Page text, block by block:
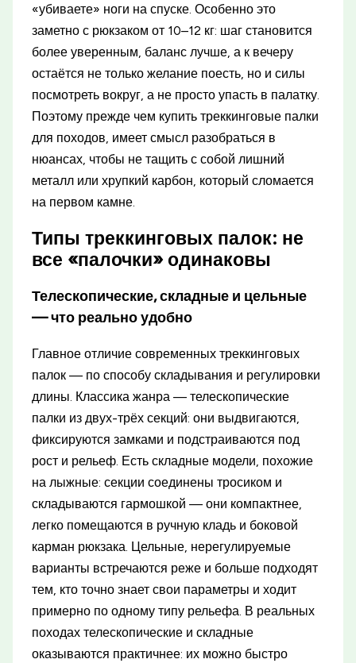
«убиваете» ноги на спуске. Особенно это
заметно с рюкзаком от 10–12 кг: шаг становится
более уверенным, баланс лучше, а к вечеру
остаётся не только желание поесть, но и силы
посмотреть вокруг, а не просто упасть в палатку.
Поэтому прежде чем купить треккинговые палки
для походов, имеет смысл разобраться в
нюансах, чтобы не тащить с собой лишний
металл или хрупкий карбон, который сломается
на первом камне.
Типы треккинговых палок: не
все «палочки» одинаковы
Телескопические, складные и цельные
— что реально удобно
Главное отличие современных треккинговых
палок — по способу складывания и регулировки
длины. Классика жанра — телескопические
палки из двух-трёх секций: они выдвигаются,
фиксируются замками и подстраиваются под
рост и рельеф. Есть складные модели, похожие
на лыжные: секции соединены тросиком и
складываются гармошкой — они компактнее,
легко помещаются в ручную кладь и боковой
карман рюкзака. Цельные, нерегулируемые
варианты встречаются реже и больше подходят
тем, кто точно знает свои параметры и ходит
примерно по одному типу рельефа. В реальных
походах телескопические и складные
оказываются практичнее: их можно быстро